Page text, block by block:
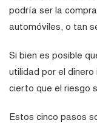
podría ser la
automóviles, o tan
Si bien es posible
utilidad por el
cierto que el riesgo
Estos cinco pasos